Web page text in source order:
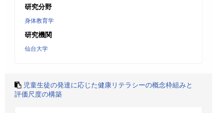
研究分野
身体教育学
研究機関
仙台大学
児童生徒の発達に応じた健康リテラシーの概念枠組みと
評価尺度の構築